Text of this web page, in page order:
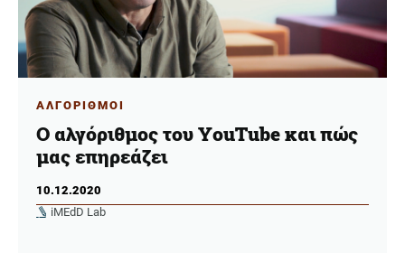
ΑΛΓΟΡΙΘΜΟΙ
Ο αλγόριθμος του YouTube και πώς
μας επηρεάζει
10.12.2020
iMEdD Lab